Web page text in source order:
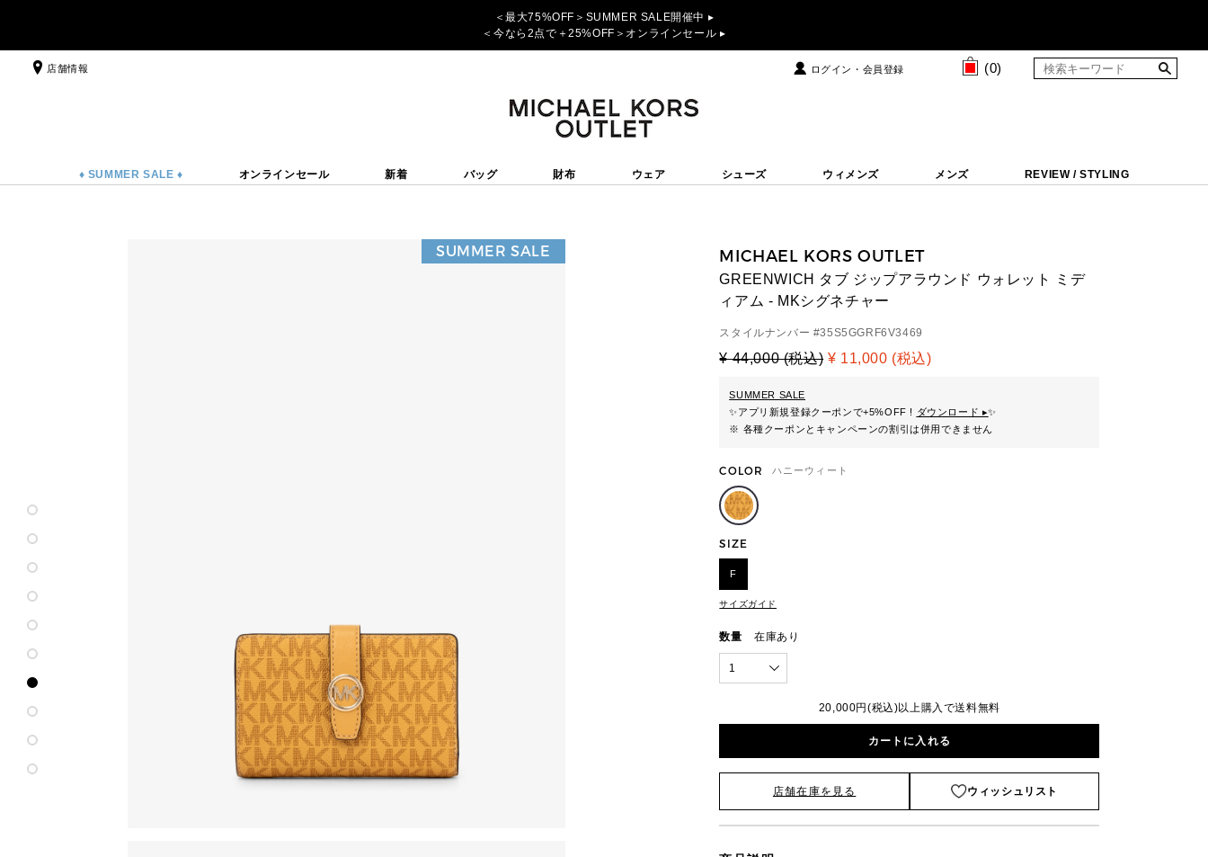
＜最大75%OFF＞SUMMER SALE開催中 ▸
＜今なら2点で＋25%OFF＞オンラインセール ▸
店舗情報 ログイン・会員登録 (0)
♦ SUMMER SALE ♦ オンラインセール 新着 バッグ 財布 ウェア シューズ ウィメンズ メンズ REVIEW / STYLING
SUMMER SALE MICHAEL KORS OUTLET
GREENWICH タブ ジップアラウンド ウォレット ミデ
ィアム - MKシグネチャー
スタイルナンバー #35S5GGRF6V3469
¥ 44,000 (税込) ¥ 11,000 (税込)
SUMMER SALE
✨アプリ新規登録クーポンで+5%OFF ! ダウンロード ▸✨
※ 各種クーポンとキャンペーンの割引は併用できません
COLOR ハニーウィート
SIZE
F
サイズガイド
数量 在庫あり
1
20,000円(税込)以上購入で送料無料
カートに入れる
店舗在庫を見る ウィッシュリスト